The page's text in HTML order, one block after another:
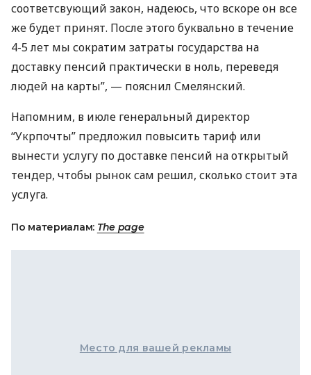
соответсвующий закон, надеюсь, что вскоре он все
же будет принят. После этого буквально в течение
4-5 лет мы сократим затраты государства на
доставку пенсий практически в ноль, переведя
людей на карты”, — пояснил Смелянский.
Напомним, в июле генеральный директор
“Укрпочты” предложил повысить тариф или
вынести услугу по доставке пенсий на открытый
тендер, чтобы рынок сам решил, сколько стоит эта
услуга.
По материалам: The page
Место для вашей рекламы